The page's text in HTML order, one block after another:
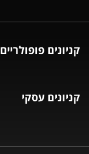
קניונים פופולריים
קניונים עסקי